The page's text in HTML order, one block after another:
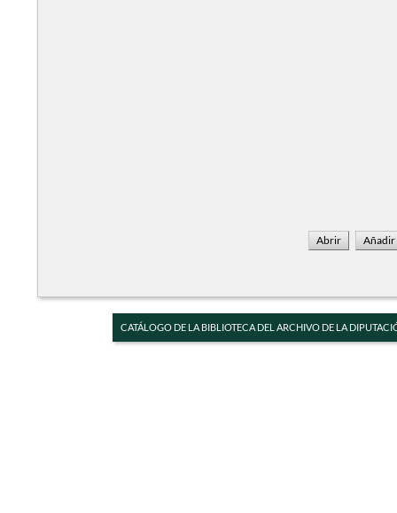
CATÁLOGO DE LA BIBLIOTECA DEL ARCHIVO DE LA